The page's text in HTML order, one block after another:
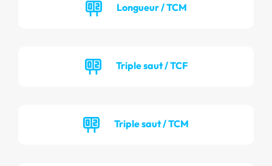
Longueur / TCM
Triple saut / TCF
Triple saut / TCM